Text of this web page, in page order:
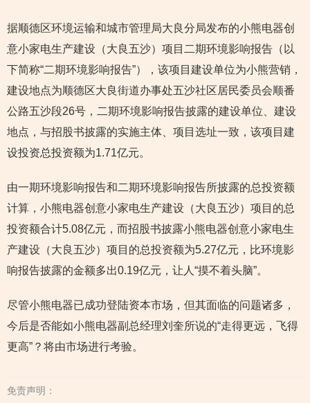
据顺德区环境运输和城市管理局大良分局发布的小熊电器创
意小家电生产建设（大良五沙）项目二期环境影响报告（以
下简称“二期环境影响报告”），该项目建设单位为小熊营销，
建设地点为顺德区大良街道办事处五沙社区居民委员会顺番
公路五沙段26号，二期环境影响报告披露的建设单位、建设
地点，与招股书披露的实施主体、项目选址一致，该项目建
设投资总投资额为1.71亿元。
由一期环境影响报告和二期环境影响报告所披露的总投资额
计算，小熊电器创意小家电生产建设（大良五沙）项目的总
投资额合计5.08亿元，而招股书披露小熊电器创意小家电生
产建设（大良五沙）项目的总投资额为5.27亿元，比环境影
响报告披露的金额多出0.19亿元，让人“摸不着头脑”。
尽管小熊电器已成功登陆资本市场，但其面临的问题诸多，
今后是否能如小熊电器副总经理刘奎所说的“走得更远，飞得
更高”？将由市场进行考验。
免责声明：